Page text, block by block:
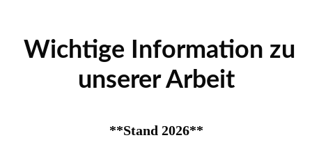
Wichtige Information zu
unserer Arbeit
**Stand 2026**